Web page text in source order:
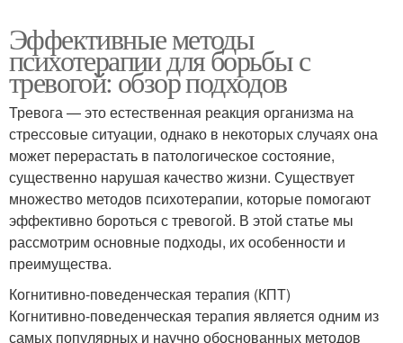
Эффективные методы
психотерапии для борьбы с
тревогой: обзор подходов
Тревога — это естественная реакция организма на
стрессовые ситуации, однако в некоторых случаях она
может перерастать в патологическое состояние,
существенно нарушая качество жизни. Существует
множество методов психотерапии, которые помогают
эффективно бороться с тревогой. В этой статье мы
рассмотрим основные подходы, их особенности и
преимущества.
Когнитивно-поведенческая терапия (КПТ)
Когнитивно-поведенческая терапия является одним из
самых популярных и научно обоснованных методов